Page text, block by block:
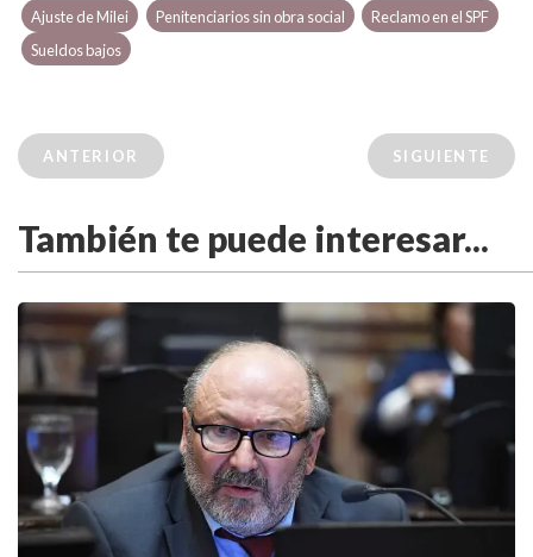
Ajuste de Milei Penitenciarios sin obra social
Reclamo en el SPF
Sueldos bajos
ANTERIOR SIGUIENTE
También te puede interesar...